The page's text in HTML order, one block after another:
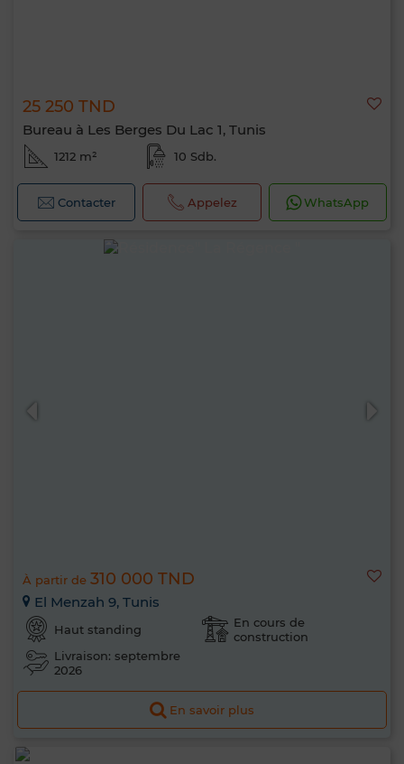
25 250 TND
Bureau à Les Berges Du Lac 1, Tunis
1212 m² 10 Sdb.
Contacter Appelez WhatsApp
À partir de 310 000 TND
El Menzah 9, Tunis
Haut standing
En cours de
construction
Livraison: septembre
2026
En savoir plus